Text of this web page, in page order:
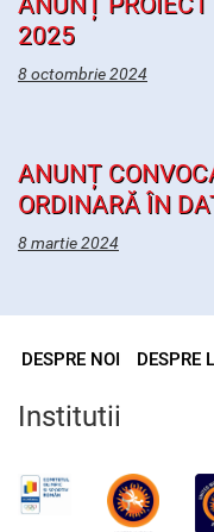
2025
8 octombrie 2024
ANUNȚ
ORDINARĂ ÎN
8 martie 2024
DESPRE NOI DESPRE
Institutii